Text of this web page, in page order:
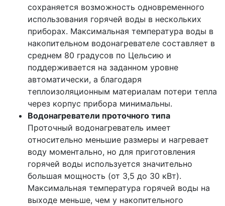
сохраняется возможность одновременного
использования горячей воды в нескольких
приборах. Максимальная температура воды в
накопительном водонагревателе составляет в
среднем 80 градусов по Цельсию и
поддерживается на заданном уровне
автоматически, а благодаря
теплоизоляционным материалам потери тепла
через корпус прибора минимальны.
Водонагреватели проточного типа
Проточный водонагреватель имеет
относительно меньшие размеры и нагревает
воду моментально, но для приготовления
горячей воды используется значительно
большая мощность (от 3,5 до 30 кВт).
Максимальная температура горячей воды на
выходе меньше, чем у накопительного